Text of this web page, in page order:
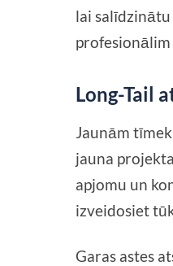
lai
Long-Tail
Jaunām
jauna
apjomu un
izveidosiet
Garas astes